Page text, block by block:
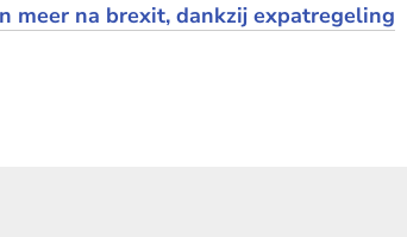
meer na brexit, dankzij expatregeling